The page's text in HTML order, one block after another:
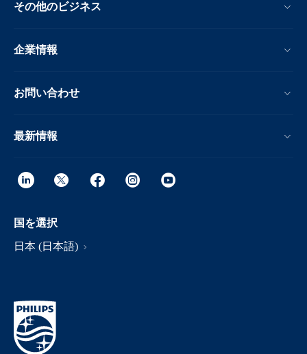
その他のビジネス
企業情報
お問い合わせ
最新情報
国を選択
日本 (日本語)